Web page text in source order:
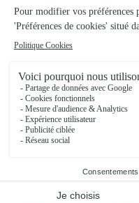
Fleurs du Parc
Colmar
★★★★★4.5 (102)
150, route d'Ingersheim